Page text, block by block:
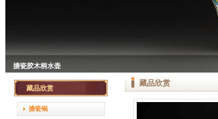
搪瓷胶木柄水壶
null艺术搪瓷面盘
6cm的搪瓷口杯
描金直型双耳烧锅
藏品欣赏
搪瓷锅
藏品欣赏